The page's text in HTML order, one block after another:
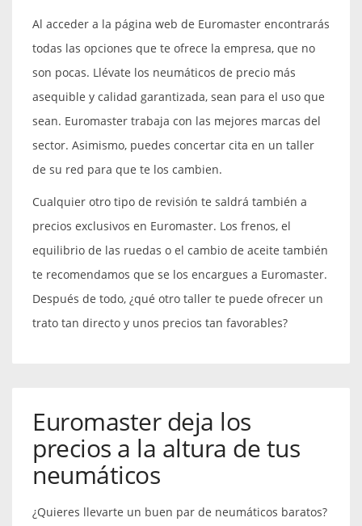
Al acceder a la página web de Euromaster encontrarás
todas las opciones que te ofrece la empresa, que no
son pocas. Llévate los neumáticos de precio más
asequible y calidad garantizada, sean para el uso que
sean. Euromaster trabaja con las mejores marcas del
sector. Asimismo, puedes concertar cita en un taller
de su red para que te los cambien.
Cualquier otro tipo de revisión te saldrá también a
precios exclusivos en Euromaster. Los frenos, el
equilibrio de las ruedas o el cambio de aceite también
te recomendamos que se los encargues a Euromaster.
Después de todo, ¿qué otro taller te puede ofrecer un
trato tan directo y unos precios tan favorables?
Euromaster deja los
precios a la altura de tus
neumáticos
¿Quieres llevarte un buen par de neumáticos baratos?